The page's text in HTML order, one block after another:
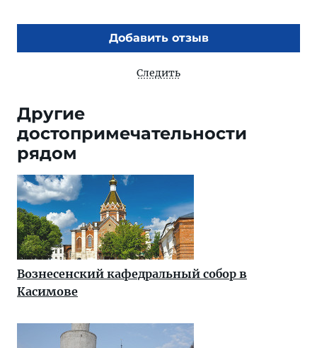
Добавить отзыв
Следить
Другие
достопримечательности
рядом
Вознесенский кафедральный собор в
Касимове